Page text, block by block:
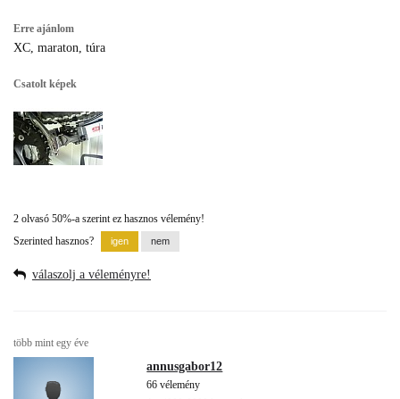
Erre ajánlom
XC, maraton, túra
Csatolt képek
2 olvasó 50%-a szerint ez hasznos vélemény!
Szerinted hasznos?
válaszolj a véleményre!
több mint egy éve
annusgabor12
66 vélemény